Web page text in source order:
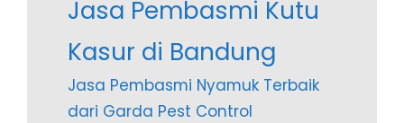
Jasa Pembasmi Kutu
Kasur di Bandung
Jasa Pembasmi Nyamuk Terbaik
dari Garda Pest Control